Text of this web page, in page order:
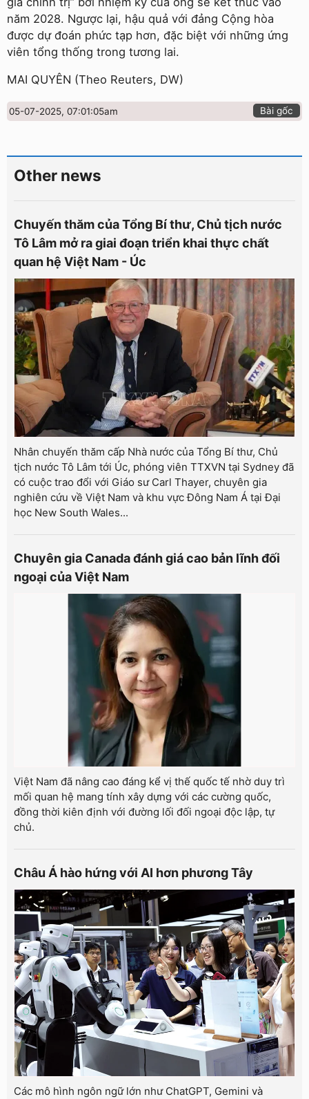
năm 2028. Ngược lại, hậu quả với đảng Cộng hòa
được dự đoán phức tạp hơn, đặc biệt với những ứng
viên tổng thống trong tương lai.
MAI QUYÊN (Theo Reuters, DW)
05-07-2025, 07:01:05am Bài gốc
Other news
Chuyến thăm của Tổng Bí thư, Chủ tịch nước
Tô Lâm mở ra giai đoạn triển khai thực chất
quan hệ Việt Nam - Úc
Nhân chuyến thăm cấp Nhà nước của Tổng Bí thư, Chủ
tịch nước Tô Lâm tới Úc, phóng viên TTXVN tại Sydney đã
có cuộc trao đổi với Giáo sư Carl Thayer, chuyên gia
nghiên cứu về Việt Nam và khu vực Đông Nam Á tại Đại
học New South Wales...
Chuyên gia Canada đánh giá cao bản lĩnh đối
ngoại của Việt Nam
Việt Nam đã nâng cao đáng kể vị thế quốc tế nhờ duy trì
mối quan hệ mang tính xây dựng với các cường quốc,
đồng thời kiên định với đường lối đối ngoại độc lập, tự
chủ.
Châu Á hào hứng với AI hơn phương Tây
Các mô hình ngôn ngữ lớn như ChatGPT, Gemini và